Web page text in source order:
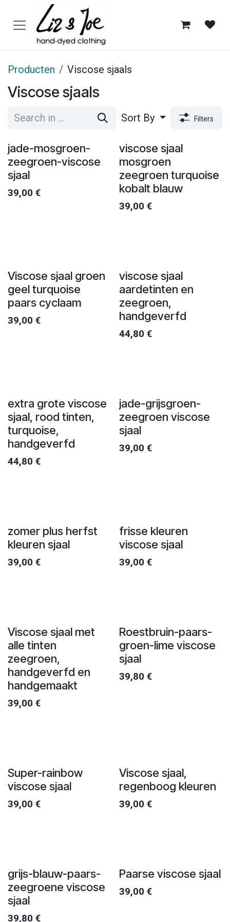
Overslaan naar inhoud
Producten Viscose sjaals
Viscose sjaals
Sort By Filters
jade-mosgroen-
zeegroen-viscose
sjaal
39,00 €
viscose sjaal
mosgroen
zeegroen turquoise
kobalt blauw
39,00 €
Viscose sjaal groen
geel turquoise
paars cyclaam
39,00 €
viscose sjaal
aardetinten en
zeegroen,
handgeverfd
44,80 €
extra grote viscose
sjaal, rood tinten,
turquoise,
handgeverfd
44,80 €
jade-grijsgroen-
zeegroen viscose
sjaal
39,00 €
zomer plus herfst
kleuren sjaal
39,00 €
frisse kleuren
viscose sjaal
39,00 €
Viscose sjaal met
alle tinten
zeegroen,
handgeverfd en
handgemaakt
39,00 €
Roestbruin-paars-
groen-lime viscose
sjaal
39,80 €
Super-rainbow
viscose sjaal
39,00 €
Viscose sjaal,
regenboog kleuren
39,00 €
grijs-blauw-paars-
zeegroene viscose
sjaal
39,80 €
Paarse viscose sjaal
39,00 €